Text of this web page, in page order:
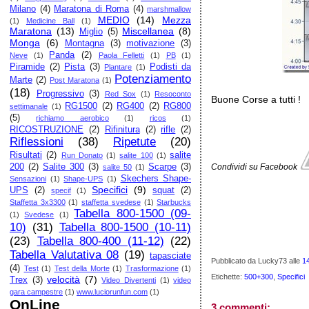
Milano (4) Maratona di Roma (4) marshmallow
(1)
Medicine Ball (1) MEDIO (14)
Mezza
Maratona (13) Miglio (5) Miscellanea (8)
Monga
(6) Montagna (3) motivazione (3)
Neve (1) Panda (2) Paola Felletti (1) PB (1)
Piramide (2) Pista (3) Plantare (1)
Podisti da
Marte (2) Post Maratona (1) Potenziamento
(18)
Progressivo (3) Red Sox (1)
Resoconto
settimanale (1) RG1500 (2) RG400 (2) RG800
(5)
richiamo aerobico (1) ricos (1)
RICOSTRUZIONE (2) Rifinitura (2) rifle (2)
Riflessioni (38) Ripetute (20)
Risultati (2) Run Donato (1) salite 100 (1) salite
200 (2) Salite 300 (3) salite 50 (1) Scarpe (3)
Sensazioni (1) Shape-UPS (1) Skechers Shape-
UPS
(2) specif (1) Specifici (9) squat (2)
Staffetta 3x3300 (1) staffetta svedese (1) Starbucks
(1)
Svedese (1)
Tabella 800-1500 (09-
10) (31) Tabella 800-1500 (10-11)
(23) Tabella 800-400 (11-12) (22)
Tabella Valutativa 08 (19) tapasciate
(4) Test (1) Test della Morte (1) Trasformazione (1)
Trex (3) velocità (7) Video Divertenti (1) video
gara campestre (1) www.luciorunfun.com (1)
OnLine
Buone Corse a tutti !
Condividi su Facebook
Pubblicato da Lucky73alle
Etichette:500+300 ,Specifici